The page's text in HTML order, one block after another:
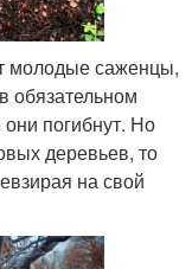
молодые саженцы,
обязательном
погибнут. Но
деревьев, то
на свой